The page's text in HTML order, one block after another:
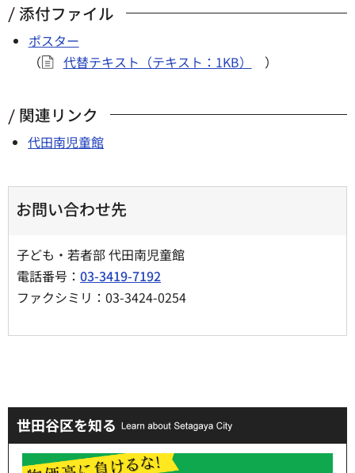
添付ファイル
ポスター
（
代替テキスト（テキスト：1KB） ）
関連リンク
代田南児童館
お問い合わせ先
子ども・若者部 代田南児童館
電話番号： 03-3419-7192
ファクシミリ：03-3424-0254
世田谷区を知る